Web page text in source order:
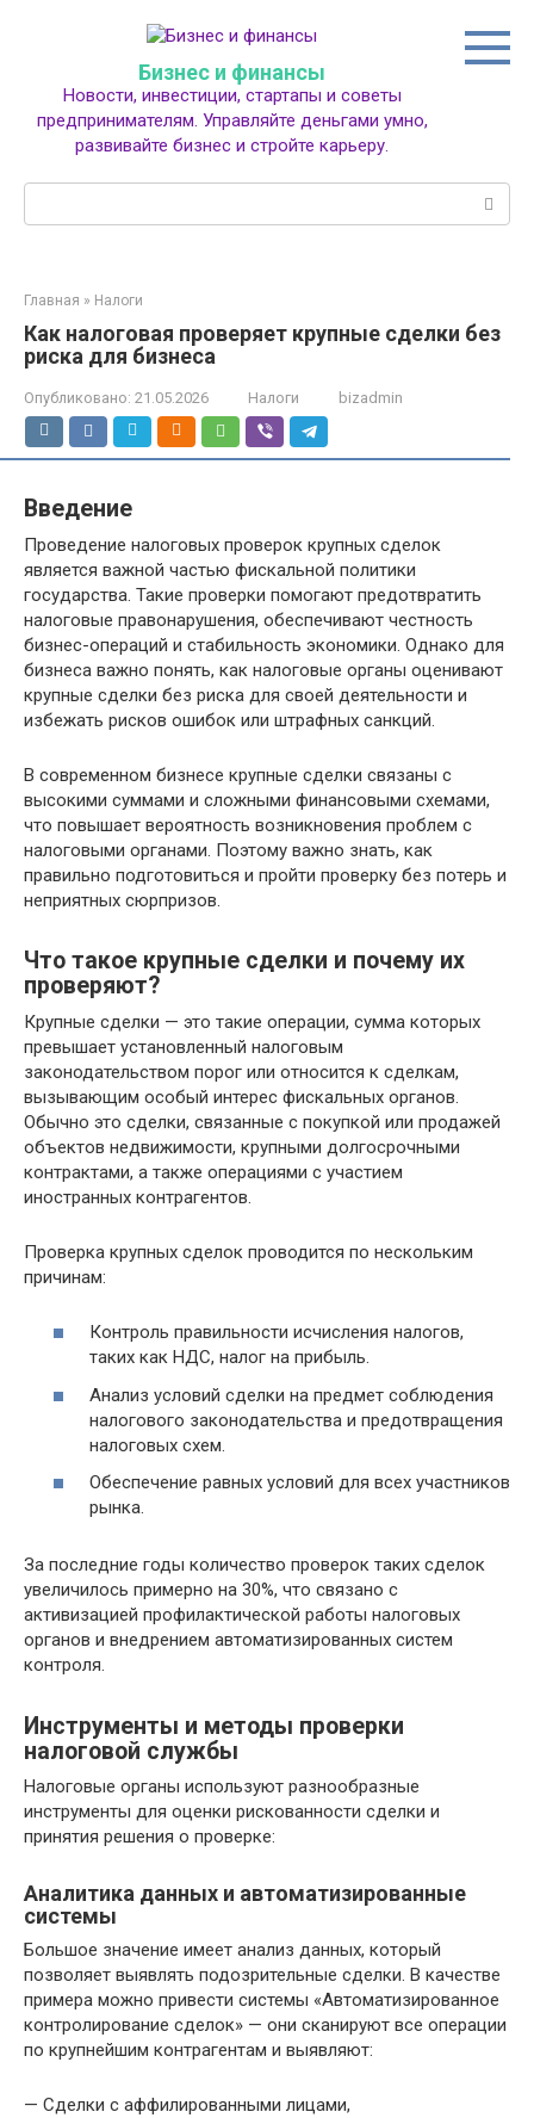
Бизнес и финансы
Новости, инвестиции, стартапы и советы
предпринимателям. Управляйте деньгами умно,
развивайте бизнес и стройте карьеру.
Главная » Налоги
Как налоговая проверяет крупные сделки без
риска для бизнеса
Опубликовано: 21.05.2026 Налоги bizadmin
Введение
Проведение налоговых проверок крупных сделок
является важной частью фискальной политики
государства. Такие проверки помогают предотвратить
налоговые правонарушения, обеспечивают честность
бизнес-операций и стабильность экономики. Однако для
бизнеса важно понять, как налоговые органы оценивают
крупные сделки без риска для своей деятельности и
избежать рисков ошибок или штрафных санкций.
В современном бизнесе крупные сделки связаны с
высокими суммами и сложными финансовыми схемами,
что повышает вероятность возникновения проблем с
налоговыми органами. Поэтому важно знать, как
правильно подготовиться и пройти проверку без потерь и
неприятных сюрпризов.
Что такое крупные сделки и почему их
проверяют?
Крупные сделки — это такие операции, сумма которых
превышает установленный налоговым
законодательством порог или относится к сделкам,
вызывающим особый интерес фискальных органов.
Обычно это сделки, связанные с покупкой или продажей
объектов недвижимости, крупными долгосрочными
контрактами, а также операциями с участием
иностранных контрагентов.
Проверка крупных сделок проводится по нескольким
причинам:
Контроль правильности исчисления налогов,
таких как НДС, налог на прибыль.
Анализ условий сделки на предмет соблюдения
налогового законодательства и предотвращения
налоговых схем.
Обеспечение равных условий для всех участников
рынка.
За последние годы количество проверок таких сделок
увеличилось примерно на 30%, что связано с
активизацией профилактической работы налоговых
органов и внедрением автоматизированных систем
контроля.
Инструменты и методы проверки
налоговой службы
Налоговые органы используют разнообразные
инструменты для оценки рискованности сделки и
принятия решения о проверке:
Аналитика данных и автоматизированные
системы
Большое значение имеет анализ данных, который
позволяет выявлять подозрительные сделки. В качестве
примера можно привести системы «Автоматизированное
контролирование сделок» — они сканируют все операции
по крупнейшим контрагентам и выявляют:
— Сделки с аффилированными лицами,